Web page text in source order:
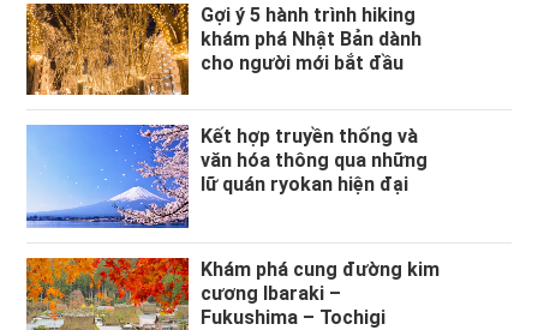
Gợi ý 5 hành trình hiking
khám phá Nhật Bản dành
cho người mới bắt đầu
Kết hợp truyền thống và
văn hóa thông qua những
lữ quán ryokan hiện đại
Khám phá cung đường kim
cương Ibaraki –
Fukushima – Tochigi